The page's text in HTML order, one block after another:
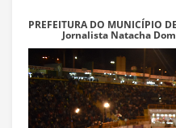
PREFEITURA DO MUNICÍPIO
Jornalista Natacha